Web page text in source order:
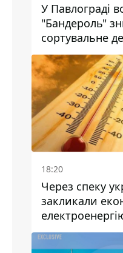
У Павлограді
"Бандероль"
сортувальне
"Укрпошти" та
працівниць
18:20
Через спеку
закликали
уникнути
мереж